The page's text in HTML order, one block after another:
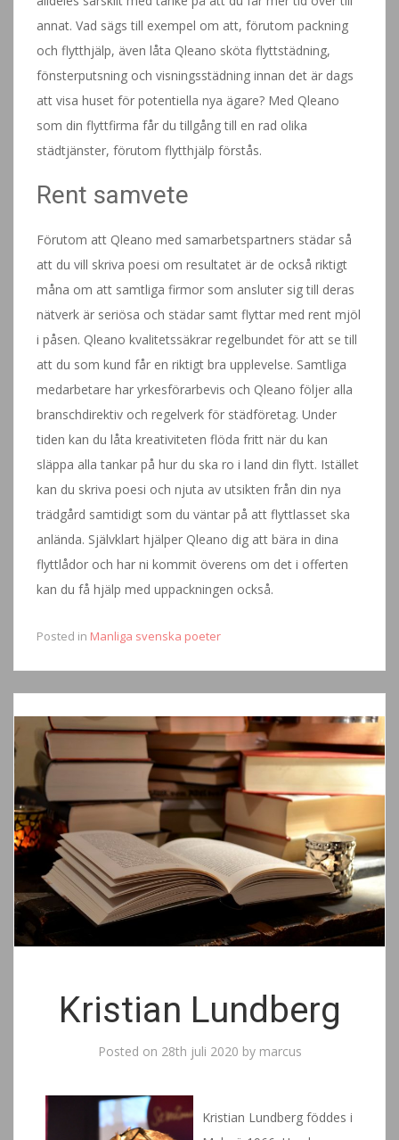
annat. Vad sägs till exempel om att, förutom packning
och flytthjälp, även låta Qleano sköta flyttstädning,
fönsterputsning och visningsstädning innan det är dags
att visa huset för potentiella nya ägare? Med Qleano
som din flyttfirma får du tillgång till en rad olika
städtjänster, förutom flytthjälp förstås.
Rent samvete
Förutom att Qleano med samarbetspartners städar så
att du vill skriva poesi om resultatet är de också riktigt
måna om att samtliga firmor som ansluter sig till deras
nätverk är seriösa och städar samt flyttar med rent mjöl
i påsen. Qleano kvalitetssäkrar regelbundet för att se till
att du som kund får en riktigt bra upplevelse. Samtliga
medarbetare har yrkesförarbevis och Qleano följer alla
branschdirektiv och regelverk för städföretag. Under
tiden kan du låta kreativiteten flöda fritt när du kan
släppa alla tankar på hur du ska ro i land din flytt. Istället
kan du skriva poesi och njuta av utsikten från din nya
trädgård samtidigt som du väntar på att flyttlasset ska
anlända. Självklart hjälper Qleano dig att bära in dina
flyttlådor och har ni kommit överens om det i offerten
kan du få hjälp med uppackningen också.
Posted in Manliga svenska poeter
Kristian Lundberg
Posted on 28th juli 2020 by marcus
Kristian Lundberg föddes i